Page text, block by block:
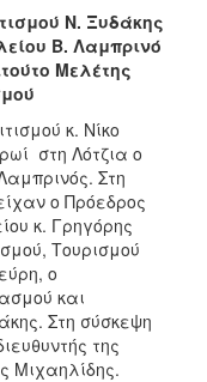
Ν. Ξυδάκης
Β. Λαμπρινό
Μελέτης
κ. Νίκο
στη Λότζια ο
Στη
ο Πρόεδρος
κ. Γρηγόρης
Τουρισμού
ο
και
Στη σύσκεψη
της
Μιχαηλίδης.